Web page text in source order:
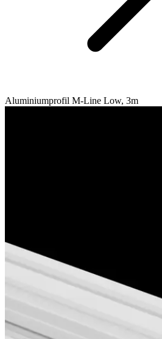
Aluminiumprofil M-Line Low, 3m